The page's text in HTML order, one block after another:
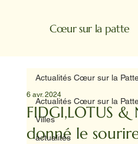
Cœur sur la patte
Actualités Cœur sur la
Villes
actualités
Actualités Cœur sur la
FIDGI,LOTUS
donné le
6 avr. 2024